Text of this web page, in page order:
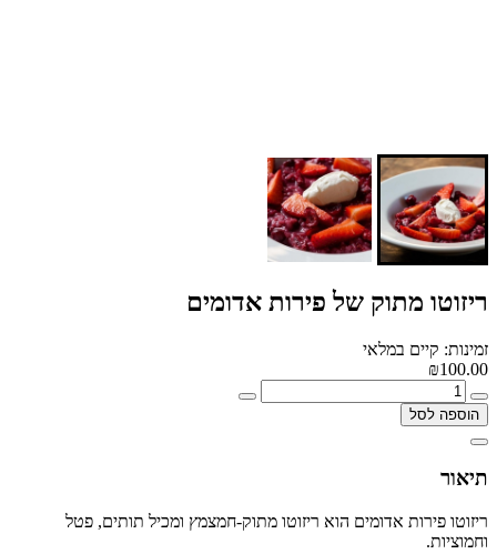
ריזוטו מתוק של פירות אדומים
זמינות: קיים במלאי
₪100.00
הוספה לסל
תיאור
ריזוטו פירות אדומים הוא ריזוטו מתוק-חמצמץ ומכיל תותים, פטל
וחמוציות.